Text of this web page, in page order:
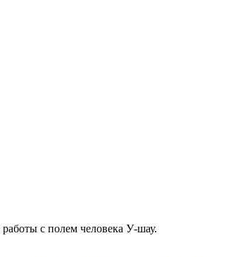
с полем человека У-шау.